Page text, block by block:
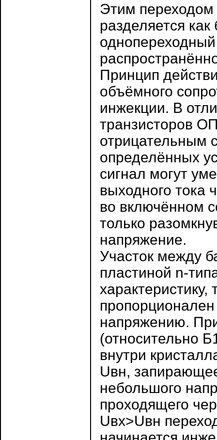
Этим переходом
разделяется
Принцип
объёмного
инжекции. В
транзисторов
отрицательным
определённых
сигнал могут
выходного тока
во включённом
только
напряжение.
Участок между
пластиной n-
характеристику,
напряжению.
(относительно
внутри
Uвн,
небольшого
проходящего
Uвх>Uвн